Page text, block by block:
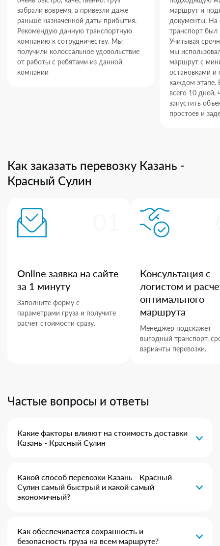
забрали вовремя, а привезли даже
раньше назначенной даты прибытия.
Рекомендую данную транспортную
компанию к сотрудничеству. Мы
получили колоссальное удовольствие
от работы с ребятами из данной
компании
маршрут и
документы. На
транспорт был
Учитывая
мы
маршрут с
остановками и
каждом этапе.
всего 10 дней,
запустить
простоев и
Как заказать перевозку Казань -
Красный Сулин
Online заявка на сайте
за 1 минуту
Заполните форму с
параметрами груза и получите
расчет стоимости сразу.
Консультация с
логистом и
оптимального
маршрута
Менеджер подскажет
выгодный транспорт,
варианты перевозки.
Частые вопросы и ответы
Какие факторы влияют на стоимость доставки
Казань - Красный Сулин
Какой способ перевозки Казань - Красный
Сулин самый быстрый и какой самый
экономичный?
Как обеспечивается сохранность и
безопасность груза на всем маршруте?